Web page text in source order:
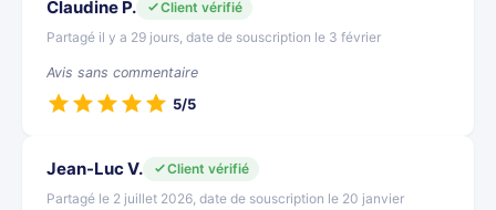
Claudine P.
Client vérifié
Partagé il y a 29 jours, date de souscription le 3 février
Avis sans commentaire
5/5
Jean-Luc V.
Client vérifié
Partagé le 2 juillet 2026, date de souscription le 20 janvier